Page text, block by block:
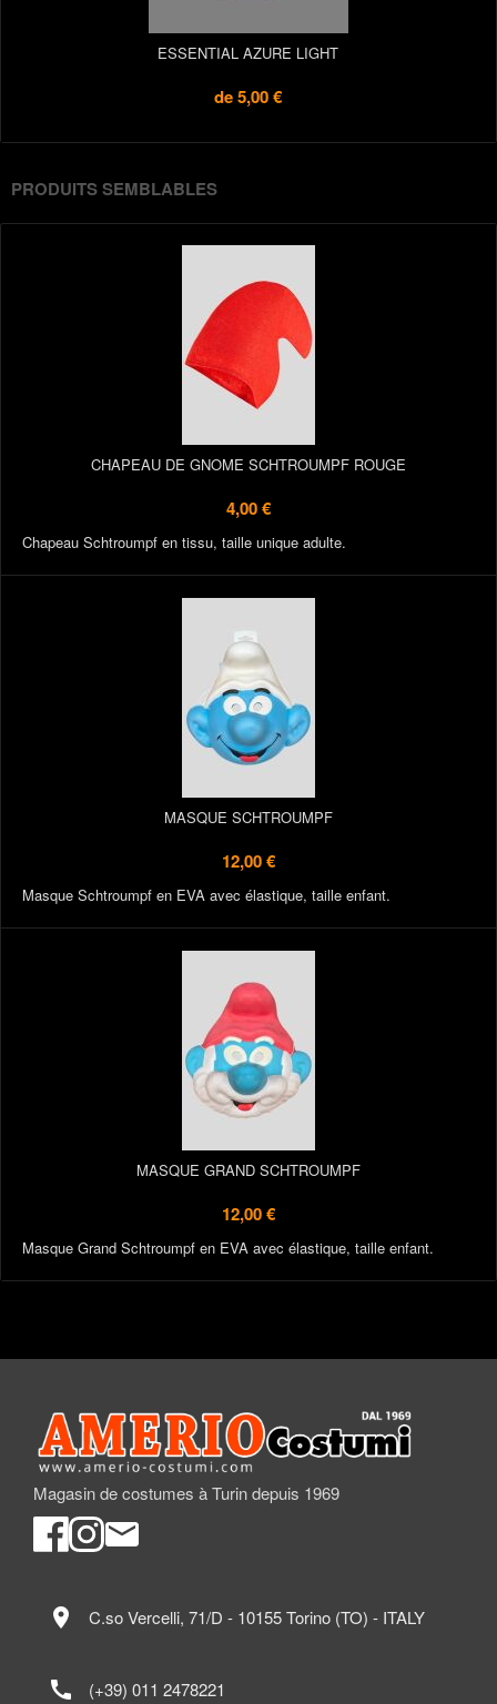
ESSENTIAL AZURE LIGHT
de5,00 €
PRODUITS SEMBLABLES
CHAPEAU DE GNOME SCHTROUMPF ROUGE
4,00 €
Chapeau Schtroumpf en tissu, taille unique adulte.
MASQUE SCHTROUMPF
12,00 €
Masque Schtroumpf en EVA avec élastique, taille enfant.
MASQUE GRAND SCHTROUMPF
12,00 €
Masque Grand Schtroumpf en EVA avec élastique, taille enfant.
Magasin de costumes à Turin depuis 1969
location_on C.so Vercelli, 71/D - 10155 Torino (TO) - ITALY
call (+39) 011 2478221